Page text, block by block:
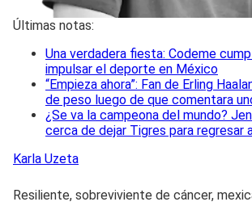
Últimas notas:
Una verdadera fiesta: Codeme
impulsar el deporte en México
“Empieza ahora”: Fan de Erling
de peso luego de que comentara
¿Se va la campeona del mundo?
cerca de dejar Tigres para regresar
Karla Uzeta
Resiliente, sobreviviente de cáncer,